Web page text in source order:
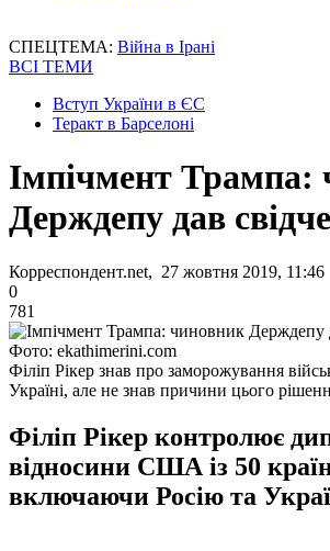
СПЕЦТЕМА: Війна в Ірані
ВСІ ТЕМИ
Вступ України в ЄС
Теракт в Барселоні
Імпічмент Трампа:
Держдепу дав
Корреспондент.net, 27 жовтня 2019, 11:46
0
781
Фото: ekathimerini.com
Філіп Рікер знав про заморожування
Україні, але не знав причини цього
Філіп Рікер контролює
відносини США із 50
включаючи Росію та